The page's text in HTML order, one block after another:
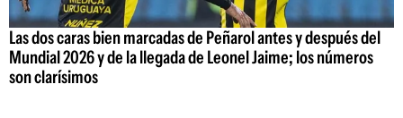
Las dos caras bien marcadas de Peñarol antes y después del
Mundial 2026 y de la llegada de Leonel Jaime; los números
son clarísimos